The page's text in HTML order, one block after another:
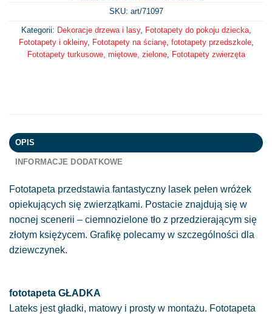
SKU: art/71097
Kategorii: Dekoracje drzewa i lasy, Fototapety do pokoju dziecka,
Fototapety i okleiny, Fototapety na ścianę, fototapety przedszkole,
Fototapety turkusowe, miętowe, zielone, Fototapety zwierzęta
OPIS
INFORMACJE DODATKOWE
Fototapeta przedstawia fantastyczny lasek pełen wróżek
opiekujących się zwierzątkami. Postacie znajdują się w
nocnej scenerii – ciemnozielone tło z przedzierającym się
złotym księżycem. Grafikę polecamy w szczególności dla
dziewczynek.
fototapeta GŁADKA
Lateks jest gładki, matowy i prosty w montażu. Fototapeta